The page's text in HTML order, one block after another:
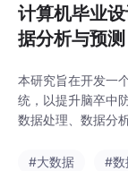
计算机毕业
据分析与预测
本研究旨在开发一
统，以提升脑卒中
数据处理、数据分
#大数据 #数